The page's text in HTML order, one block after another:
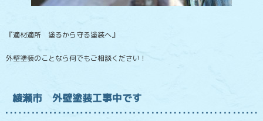
『適材適所 塗るから守る塗装へ』
外壁塗装のことなら何でもご相談ください！
綾瀬市 外壁塗装工事中です